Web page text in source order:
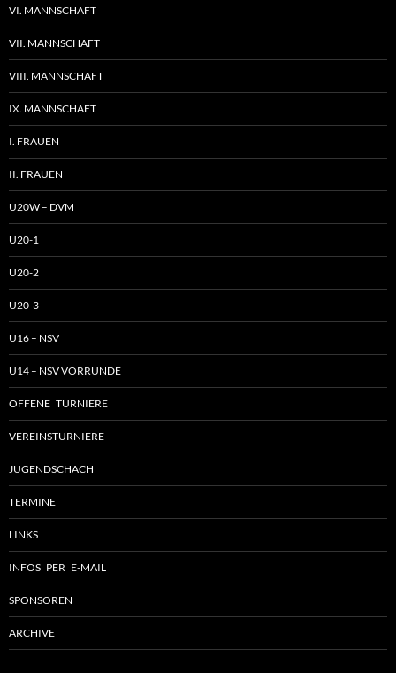
VI. MANNSCHAFT
VII. MANNSCHAFT
VIII. MANNSCHAFT
IX. MANNSCHAFT
I. FRAUEN
II. FRAUEN
U20W – DVM
U20-1
U20-2
U20-3
U16 – NSV
U14 – NSV VORRUNDE
OFFENE TURNIERE
VEREINSTURNIERE
JUGENDSCHACH
TERMINE
LINKS
INFOS PER E-MAIL
SPONSOREN
ARCHIVE